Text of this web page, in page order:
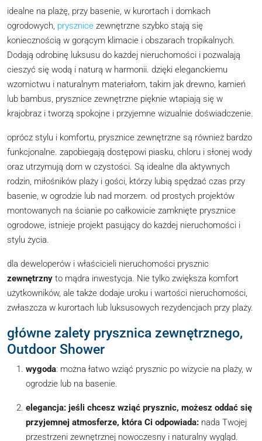
idealne na plażę, przy basenie, w kurortach i domkach
ogrodowych, prysznice zewnętrzne szybko stają się
koniecznością w gorącym klimacie i obszarach tropikalnych.
Dodają odrobinę luksusu do każdej nieruchomości i pozwalają
cieszyć się wodą i naturą w harmonii. dzięki eleganckiemu
wzornictwu i naturalnym materiałom, takim jak drewno, kamień
lub bambus, prysznice zewnętrzne pięknie wtapiają się w
krajobraz i tworzą spokojne i przyjemne wizualnie doświadczenie.
oprócz stylu i komfortu, prysznice zewnętrzne są również bardzo
funkcjonalne. zapobiegają dostępowi piasku, chloru i słonej wody
oraz utrzymują dom w czystości. Są idealne dla aktywnych
rodzin, miłośników plaży i gości, którzy lubią spędzać czas przy
basenie, w ogrodzie lub nad morzem. od prostych projektów
montowanych na ścianie po całkowicie zamknięte prysznice
ogrodowe, istnieje projekt pasujący do każdej nieruchomości i
stylu życia.
dla deweloperów i właścicieli nieruchomości prysznic
zewnętrzny to mądra inwestycja. Nie tylko zwiększa komfort
użytkowników, ale także dodaje uroku i wartości nieruchomości,
zwłaszcza w kurortach lub luksusowych rezydencjach przy plaży.
główne zalety prysznica zewnętrznego,
Outdoor Shower
wygoda: można łatwo wziąć prysznic po wizycie na plaży, w
ogrodzie lub na basenie.
elegancja: jeśli chcesz wziąć prysznic, możesz oddać się
przyjemnej atmosferze, która Ci odpowiada: nada Twojej
przestrzeni zewnętrznej nowoczesny i naturalny wygląd.